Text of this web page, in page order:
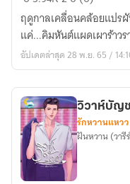
ฤดูกาลเคลื่อนคล้อยแปร
แค่...คิมหันต์แผดเผาร้าวร
อัปเดตล่าสุด 28 พ.ย. 65 /
วิวาห์บัญ
รักหวานแหวว
ฝันหวาน (วารี